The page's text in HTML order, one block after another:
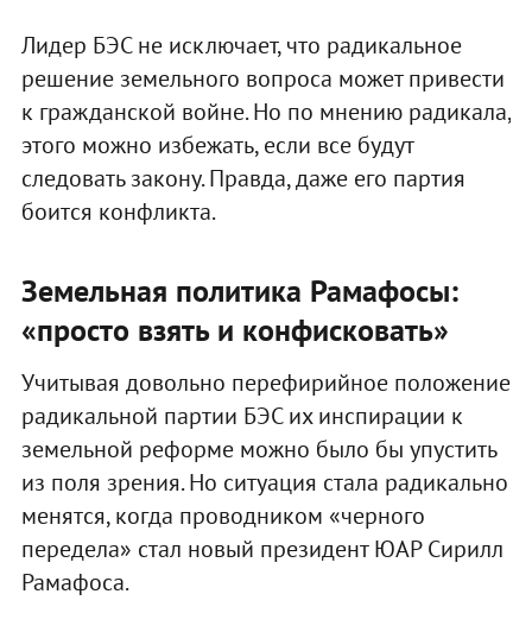
Лидер БЭС не исключает, что радикальное
решение земельного вопроса может привести
к гражданской войне. Но по мнению радикала,
этого можно избежать, если все будут
следовать закону. Правда, даже его партия
боится конфликта.
Земельная политика Рамафосы:
«просто взять и конфисковать»
Учитывая довольно перефирийное положение
радикальной партии БЭС их инспирации к
земельной реформе можно было бы упустить
из поля зрения. Но ситуация стала радикально
менятся, когда проводником «черного
передела» стал новый президент ЮАР Сирилл
Рамафоса.